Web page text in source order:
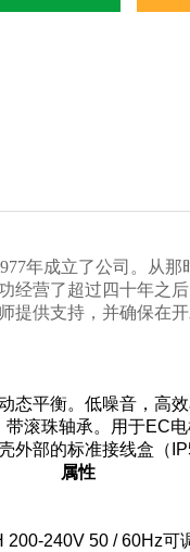
年成立了公司。从那
营了超过四十年之
供支持，并确保在
态平衡。低噪音，高效
带滚珠轴承。用于EC
外部的标准接线盒（
属性
200-240V 50 / 60Hz可